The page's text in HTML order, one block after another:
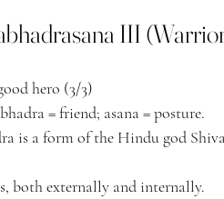
III
hero (3/3)
= friend; asana = posture.
is a form of the Hindu god
both externally and internally.